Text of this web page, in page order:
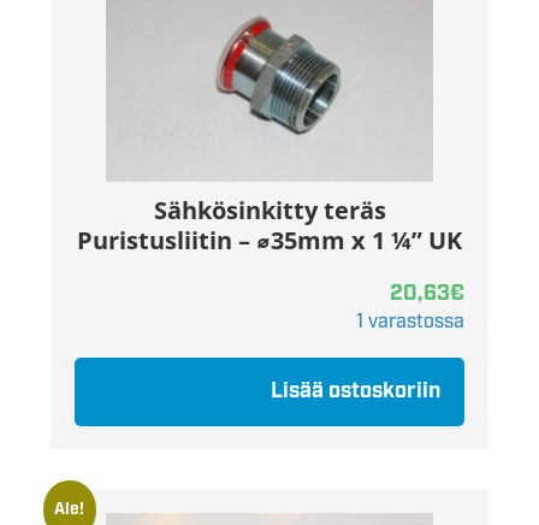
Sähkösinkitty teräs
Puristusliitin – ⌀35mm x 1 ¼” UK
20,63€
1 varastossa
Lisää ostoskoriin
Ale!